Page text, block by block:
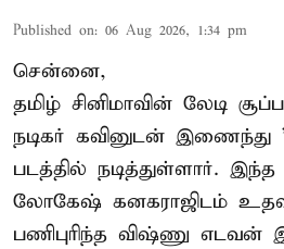
Published on: 06 Aug 2026, 1:34 pm
சென்னை,
தமிழ் சினிமாவின் லேடி
நடிகர் கவினுடன்
படத்தில் நடித்துள்ளார்.
லோகேஷ் கனகராஜிடம்
பணிபுரிந்த விஷ்ணு எடவன்